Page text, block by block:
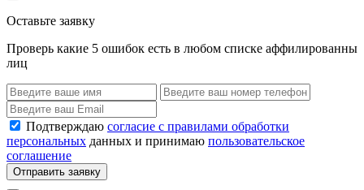
Оставьте заявку
Проверь какие 5 ошибок есть в любом списке аффилированны
лиц
Подтверждаю согласие с правилами обработки
персональных данных и принимаю пользовательское
соглашение
Отправить заявку